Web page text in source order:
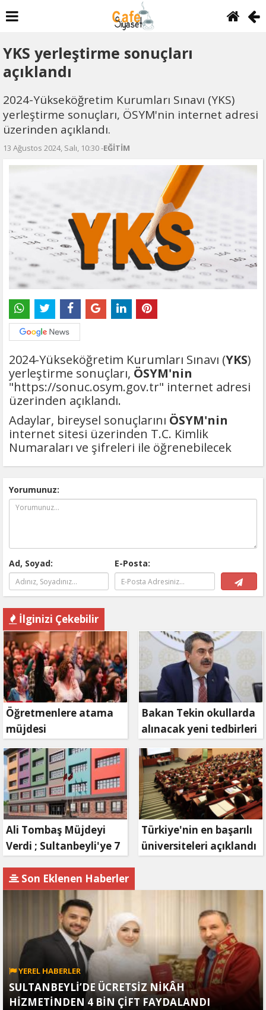
YKS yerleştirme sonuçları
açıklandı
2024-Yükseköğretim Kurumları Sınavı (YKS)
yerleştirme sonuçları, ÖSYM'nin internet adresi
üzerinden açıklandı.
13 Ağustos 2024, Salı, 10:30 -EĞİTİM
2024-Yükseköğretim Kurumları Sınavı (YKS)
yerleştirme sonuçları, ÖSYM'nin
"https://sonuc.osym.gov.tr" internet adresi
üzerinden açıklandı.
Adaylar, bireysel sonuçlarını ÖSYM'nin
internet sitesi üzerinden T.C. Kimlik
Numaraları ve şifreleri ile öğrenebilecek
Yorumunuz:
Ad, Soyad: E-Posta:
İlginizi Çekebilir
Öğretmenlere atama
müjdesi
Bakan Tekin okullarda
alınacak yeni tedbirleri
açıkladı
Ali Tombaş Müjdeyi
Verdi ; Sultanbeyli'ye 7
Türkiye'nin en başarılı
üniversiteleri açıklandı
Son Eklenen Haberler
YEREL HABERLER
SULTANBEYLİ’DE ÜCRETSİZ NİKÂH
HİZMETİNDEN 4 BİN ÇİFT FAYDALANDI